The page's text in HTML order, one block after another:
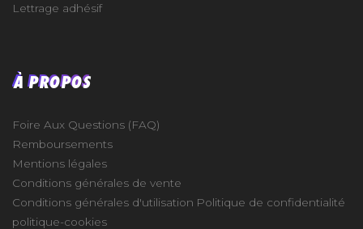
Lettrage adhésif
À PROPOS
Foire Aux Questions (FAQ)
Remboursements
Mentions légales
Conditions générales de vente
Conditions générales d'utilisation Politique de confidentialité
politique-cookies